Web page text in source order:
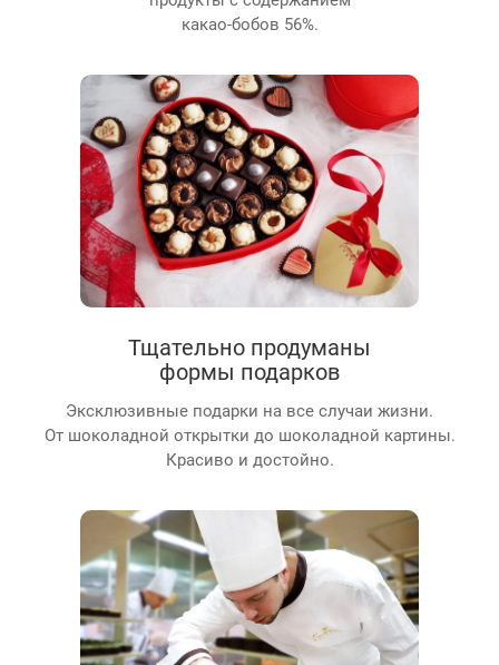
какао-бобов 56%.
Тщательно продуманы
формы подарков
Эксклюзивные подарки на все случаи жизни.
От шоколадной открытки до шоколадной картины.
Красиво и достойно.